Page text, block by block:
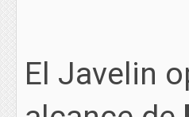
El Javelin